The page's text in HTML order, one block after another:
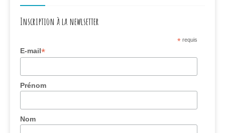
Inscription à la newlsetter
* requis
E-mail*
Prénom
Nom